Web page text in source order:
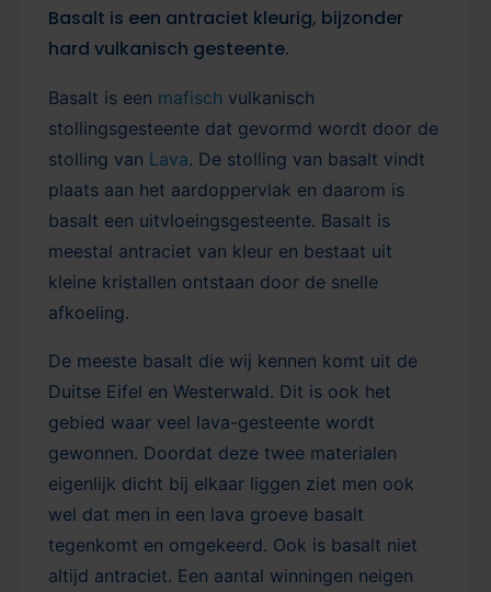
Basalt is een antraciet kleurig, bijzonder
hard vulkanisch gesteente.
Basalt is een mafisch vulkanisch
stollingsgesteente dat gevormd wordt door de
stolling van Lava. De stolling van basalt vindt
plaats aan het aardoppervlak en daarom is
basalt een uitvloeingsgesteente. Basalt is
meestal antraciet van kleur en bestaat uit
kleine kristallen ontstaan door de snelle
afkoeling.
De meeste basalt die wij kennen komt uit de
Duitse Eifel en Westerwald. Dit is ook het
gebied waar veel lava-gesteente wordt
gewonnen. Doordat deze twee materialen
eigenlijk dicht bij elkaar liggen ziet men ook
wel dat men in een lava groeve basalt
tegenkomt en omgekeerd. Ook is basalt niet
altijd antraciet. Een aantal winningen neigen